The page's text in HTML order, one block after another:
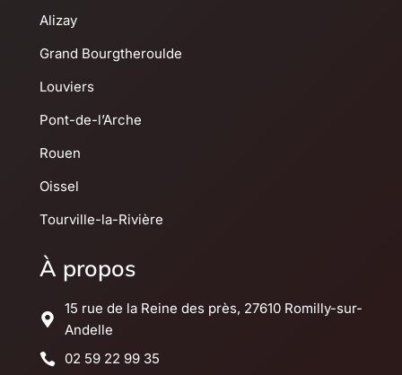
Alizay
Grand Bourgtheroulde
Louviers
Pont-de-l’Arche
Rouen
Oissel
Tourville-la-Rivière
À propos
15 rue de la Reine des près, 27610 Romilly-sur-
Andelle
02 59 22 99 35